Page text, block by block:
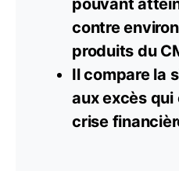
pouvant
contre
produits du
Il compare la
aux excès qui
crise